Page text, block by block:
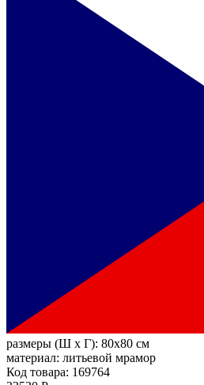
размеры (Ш х Г): 80x80 см
материал: литьевой мрамор
Код товара: 169764